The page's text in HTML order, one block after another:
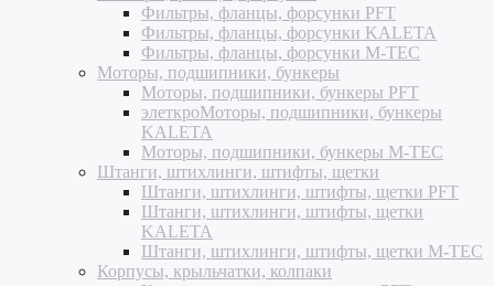
Фильтры, фланцы, форсунки PFT
Фильтры, фланцы, форсунки KALETA
Фильтры, фланцы, форсунки M-TEC
Моторы, подшипники, бункеры
Моторы, подшипники, бункеры PFT
элеткроМоторы, подшипники, бункеры
KALETA
Моторы, подшипники, бункеры M-TEC
Штанги, штихлинги, штифты, щетки
Штанги, штихлинги, штифты, щетки PFT
Штанги, штихлинги, штифты, щетки
KALETA
Штанги, штихлинги, штифты, щетки M-TEC
Корпусы, крыльчатки, колпаки